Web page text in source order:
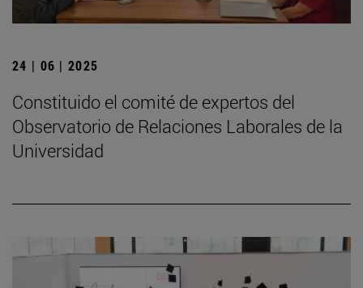
24 | 06 | 2025
Constituido el comité de expertos del
Observatorio de Relaciones Laborales de la
Universidad